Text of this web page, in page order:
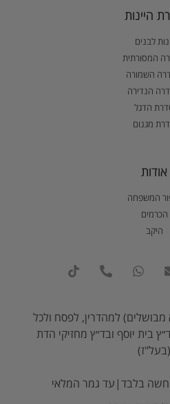
היינות
לבנים
המסורתית
השמורה
הנדירה
הדגל
מגנום
אודות
המשפחה
הכרמים
היקב
מבושלים) למהדרין, לפסח ולכל
בית יוסף ובד״ץ מחזיקי הדת
(בעל"ז)
בלבד|עד גמר המלאי